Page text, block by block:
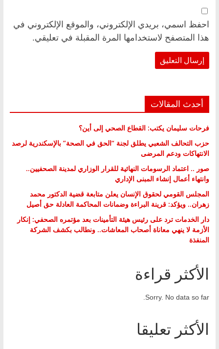
احفظ اسمي، بريدي الإلكتروني، والموقع الإلكتروني في
هذا المتصفح لاستخدامها المرة المقبلة في تعليقي.
أحدث المقالات
فرحات سليمان يكتب: القطاع الصحي إلى أين؟
حزب التحالف الشعبي يطلق لجنة “الحق في الصحة” بالإسكندرية لرصد
الانتهاكات ودعم المرضى
صور .. اعتماد الرسومات النهائية للقرار الوزاري لمدينة الصحفيين..
وانتهاء أعمال إنشاء المبنى الإداري
المجلس القومي لحقوق الإنسان يعلن متابعة قضية الدكتور محمد
زهران.. ويؤكد: قرينة البراءة وضمانات المحاكمة العادلة حق أصيل
دار الخدمات ترد على رئيس هيئة التأمينات بعد مؤتمره الصحفي: إنكار
الأزمة لا ينهي معاناة أصحاب المعاشات.. ونطالب بكشف الشركة
المنفذة
الأكثر قراءة
Sorry. No data so far.
الأكثر تعليقا